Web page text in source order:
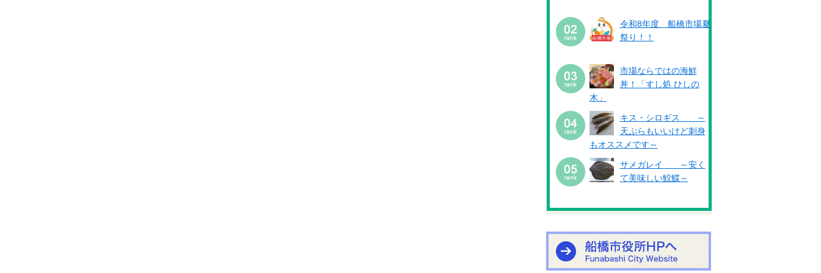
令和8年度 船橋市場夏
祭り！！
市場ならではの海鮮
丼！「すし処 ひしの
木」
キス・シロギス ～
天ぷらもいいけど刺身
もオススメです～
サメガレイ ～安く
て美味しい鮫鰈～